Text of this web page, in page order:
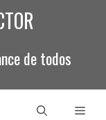
de todos